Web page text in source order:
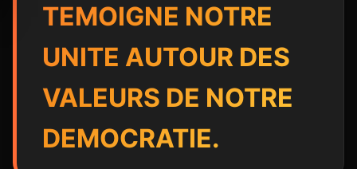
TEMOIGNE NOTRE
UNITE AUTOUR DES
VALEURS DE NOTRE
DEMOCRATIE.